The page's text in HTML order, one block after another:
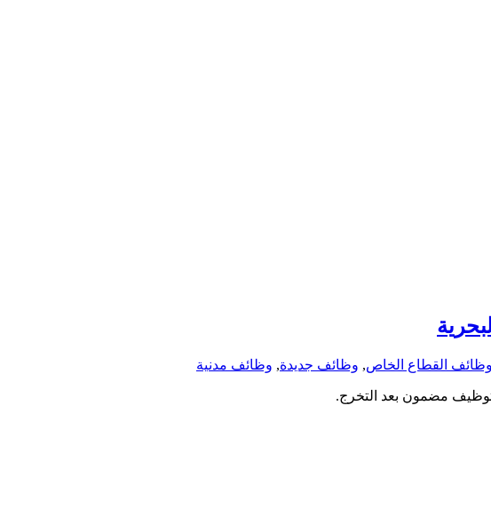
وظائف القطاع الخاص, وظائف جديدة, وظائف مدنية
مضمون بعد التخرج.